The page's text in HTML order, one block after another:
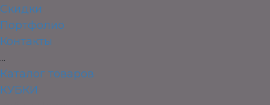
Скидки
Портфолио
Контакты
...
Каталог товаров
КУБКИ